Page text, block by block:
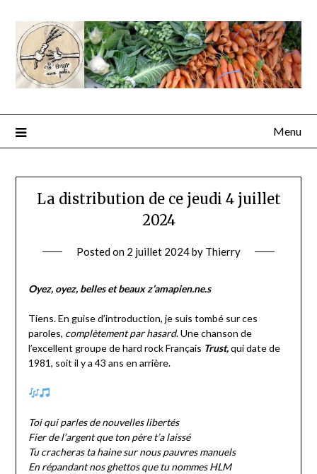
Menu
La distribution de ce jeudi 4 juillet
2024
Posted on 2 juillet 2024by Thierry
Oyez, oyez, belles et beaux z’amapien.ne.s
Tiens. En guise d’introduction, je suis tombé sur ces
paroles, complètement par hasard. Une chanson de
l’excellent groupe de hard rock Français Trust,qui date de
1981, soit il y a 43 ans en arrière.
Toi qui parles de nouvelles libertés
Fier de l’argent que ton père t’a laissé
Tu cracheras ta haine sur nous pauvres manuels
En répandant nos ghettos que tu nommes HLM